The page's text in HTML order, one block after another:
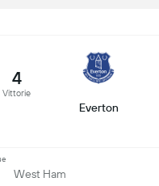
4
Vittorie
Everton
West Ham